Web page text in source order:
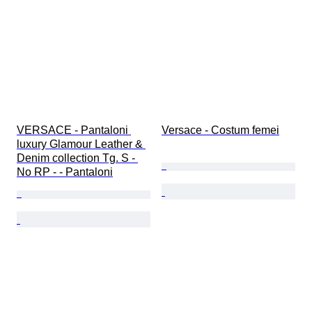
VERSACE - Pantaloni
luxury Glamour Leather &
Denim collection Tg. S -
No RP - - Pantaloni
Versace - Costum femei